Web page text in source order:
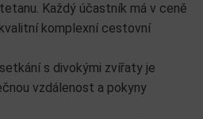
Každý účastník má v ceně
komplexní cestovní
s divokými zvířaty je
vzdálenost a pokyny